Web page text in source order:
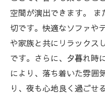
空間が演出できます。
切です。快適なソファや
や家族と共にリラックス
です。さらに、夕暮れ時
により、落ち着いた雰囲
り、夜も心地良く過ごせ